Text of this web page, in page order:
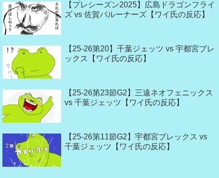
【プレシーズン2025】広島ドラゴンフライ
ズ vs 佐賀バルーナーズ【ワイ氏の反応】
【25-26第20】千葉ジェッツ vs 宇都宮ブレ
ックス【ワイ氏の反応】
【25-26第23節G2】三遠ネオフェニックス
vs 千葉ジェッツ【ワイ氏の反応】
【25-26第11節G2】宇都宮ブレックス vs
千葉ジェッツ【ワイ氏の反応】